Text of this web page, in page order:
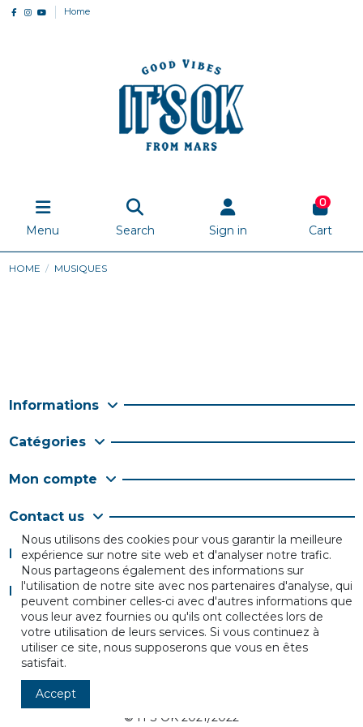
Home
Menu Search Sign in
0
Cart
HOME MUSIQUES
Informations
Catégories
Mon compte
Contact us
Follow us
Newsletter
© IT'S OK 2021/2022
Nous utilisons des cookies pour vous garantir la meilleure
expérience sur notre site web et d'analyser notre trafic.
Nous partageons également des informations sur
l'utilisation de notre site avec nos partenaires d'analyse, qui
peuvent combiner celles-ci avec d'autres informations que
vous leur avez fournies ou qu'ils ont collectées lors de
votre utilisation de leurs services. Si vous continuez à
utiliser ce site, nous supposerons que vous en êtes
satisfait.
Accept